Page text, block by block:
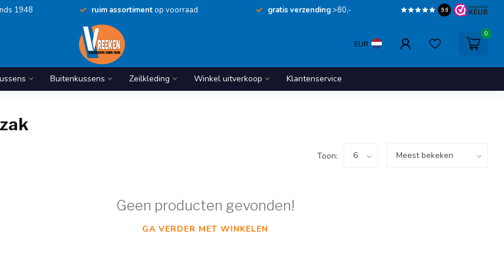
1948 ruim assortimentop voorraad gratis verzending>80,- 9.6
EUR
0
Buitenkussens Zeilkleding Winkel uitverkoop Klantenservice
Toon:
Geen producten gevonden!
GA VERDER MET WINKELEN